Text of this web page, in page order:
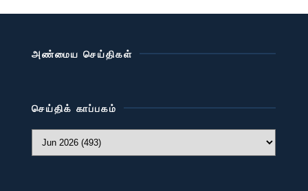
அண்மைய செய்திகள்
செய்திக் காப்பகம்